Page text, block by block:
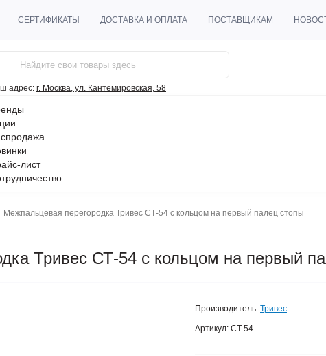
СЕРТИФИКАТЫ ДОСТАВКА И ОПЛАТА ПОСТАВЩИКАМ
адрес: г. Москва, ул. Кантемировская, 58
лист
Межпальцевая перегородка Тривес СТ-54 с кольцом на первый палец стопы
Тривес СТ-54 с кольцом на первый
Производитель: Тривес
Артикул: СT-54